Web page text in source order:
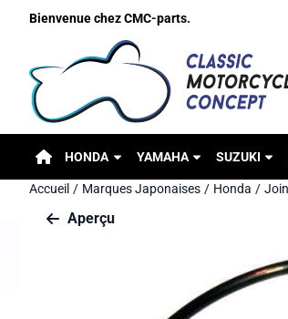
Préférences de cookies disponibles.
Bienvenue chez CMC-parts.
HONDA YAMAHA SUZUKI
Accueil / Marques Japonaises / Honda /
Aperçu